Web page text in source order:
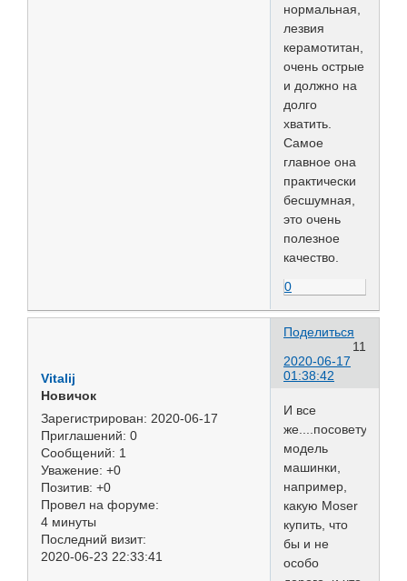
нормальная,
лезвия
керамотитан,
очень острые
и должно на
долго
хватить.
Самое
главное она
практически
бесшумная,
это очень
полезное
качество.
0
Поделиться
11
2020-06-17
01:38:42
Vitalij
Новичок
Зарегистрирован: 2020-06-17
Приглашений: 0
Сообщений: 1
Уважение: +0
Позитив: +0
Провел на форуме:
4 минуты
Последний визит:
2020-06-23 22:33:41
И все
же....посоветуйте
модель
машинки,
например,
какую Moser
купить, что
бы и не
особо